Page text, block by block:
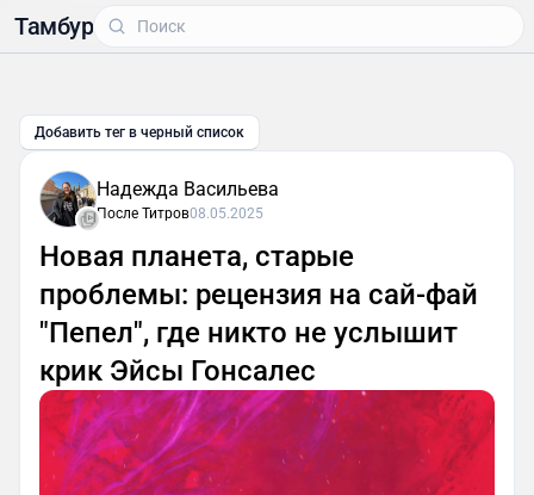
Тамбур
Добавить тег в черный список
Надежда Васильева
После Титров08.05.2025
Новая планета, старые
проблемы: рецензия на сай-фай
"Пепел", где никто не услышит
крик Эйсы Гонсалес